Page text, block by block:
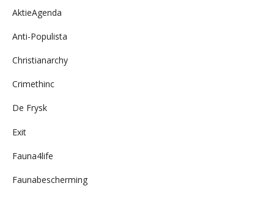
AktieAgenda
Anti-Populista
Christianarchy
Crimethinc
De Frysk
Exit
Fauna4life
Faunabescherming